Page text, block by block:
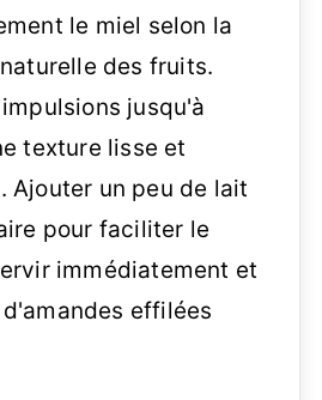
le miel selon la
des fruits.
jusqu'à
texture lisse et
Ajouter un peu de lait
pour faciliter le
immédiatement et
effilées